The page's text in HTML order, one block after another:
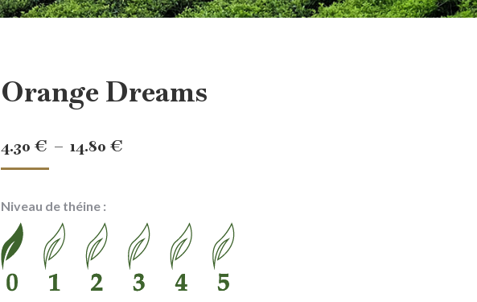
Orange Dreams
4.30 € – 14.80 €
4.30 €
à
14.80 €
Niveau de théine :